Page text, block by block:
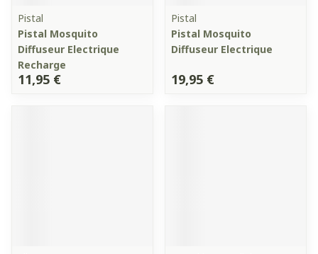
Pistal
Pistal Mosquito
Diffuseur Electrique
Recharge
11,95 €
Pistal
Pistal Mosquito
Diffuseur Electrique
19,95 €